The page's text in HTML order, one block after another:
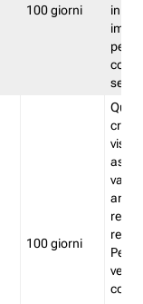
100 giorni
in
100 giorni